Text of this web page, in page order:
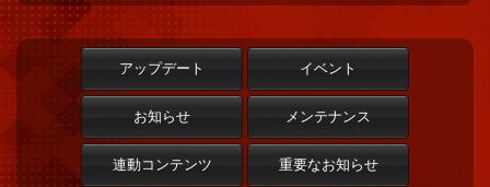
アップデート イベント
お知らせ メンテナンス
連動コンテンツ 重要なお知らせ